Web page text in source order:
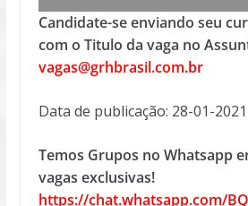
Candidate-se enviando seu
com o Titulo da vaga no
vagas@grhbrasil.com.br
Data de publicação: 28-01-2021
Temos Grupos no Whatsapp
vagas exclusivas!
https://chat.whatsapp.com/